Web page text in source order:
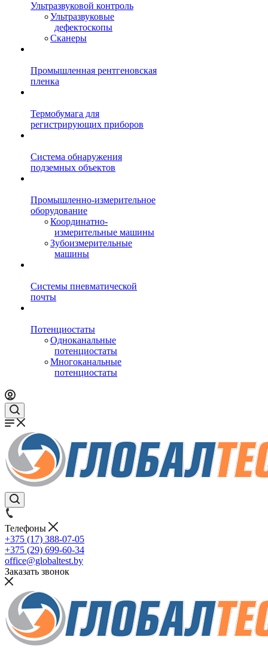
Ультразвуковой контроль
Ультразвуковые
дефектоскопы
Сканеры
Промышленная рентгеновская
пленка
Термобумага для
регистрирующих приборов
Система обнаружения
подземных объектов
Промышленно-измерительное
оборудование
Координатно-
измерительные машины
Зубоизмерительные
машины
Системы пневматической
почты
Потенциостаты
Одноканальные
потенциостаты
Многоканальные
потенциостаты
Телефоны
+375 (17) 388-07-05
+375 (29) 699-60-34
office@globaltest.by
Заказать звонок